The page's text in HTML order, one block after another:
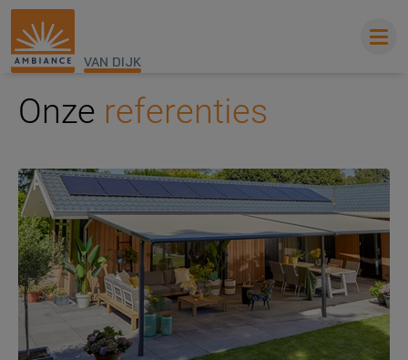
VAN DIJK
Onze referenties